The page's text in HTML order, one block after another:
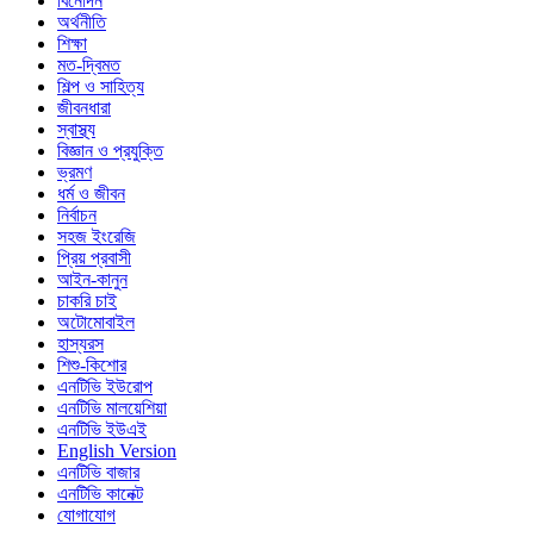
অর্থনীতি
শিক্ষা
মত-দ্বিমত
শিল্প ও সাহিত্য
জীবনধারা
স্বাস্থ্য
বিজ্ঞান ও প্রযুক্তি
ভ্রমণ
ধর্ম ও জীবন
নির্বাচন
সহজ ইংরেজি
প্রিয় প্রবাসী
আইন-কানুন
চাকরি চাই
অটোমোবাইল
হাস্যরস
শিশু-কিশোর
এনটিভি ইউরোপ
এনটিভি মালয়েশিয়া
এনটিভি ইউএই
English Version
এনটিভি বাজার
এনটিভি কানেক্ট
যোগাযোগ